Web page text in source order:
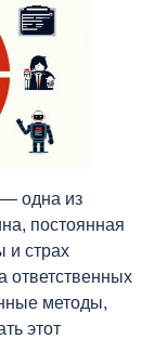
— одна из
постоянная
и страх
ответственных
методы,
этот